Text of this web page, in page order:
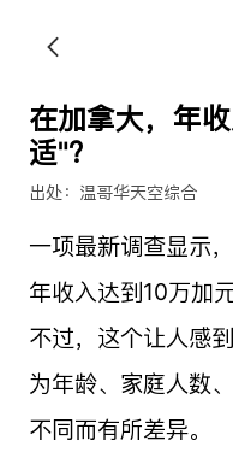
在加拿大，年
适"？
出处：温哥华天空综合
一项最新调查显示
年收入达到10万加
不过，这个让人感
为年龄、家庭人数
不同而有所差异。